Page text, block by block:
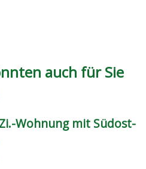
auch für Sie
Wohnung mit Südost-